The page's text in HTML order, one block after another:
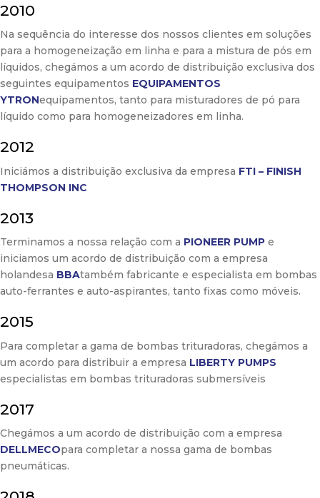
2010
Na sequência do interesse dos nossos clientes em soluções
para a homogeneização em linha e para a mistura de pós em
líquidos, chegámos a um acordo de distribuição exclusiva dos
seguintes equipamentos EQUIPAMENTOS
YTRONequipamentos, tanto para misturadores de pó para
líquido como para homogeneizadores em linha.
2012
Iniciámos a distribuição exclusiva da empresa FTI – FINISH
THOMPSON INC
2013
Terminamos a nossa relação com a PIONEER PUMP e
iniciamos um acordo de distribuição com a empresa
holandesa BBAtambém fabricante e especialista em bombas
auto-ferrantes e auto-aspirantes, tanto fixas como móveis.
2015
Para completar a gama de bombas trituradoras, chegámos a
um acordo para distribuir a empresa LIBERTY PUMPS
especialistas em bombas trituradoras submersíveis
2017
Chegámos a um acordo de distribuição com a empresa
DELLMECOpara completar a nossa gama de bombas
pneumáticas.